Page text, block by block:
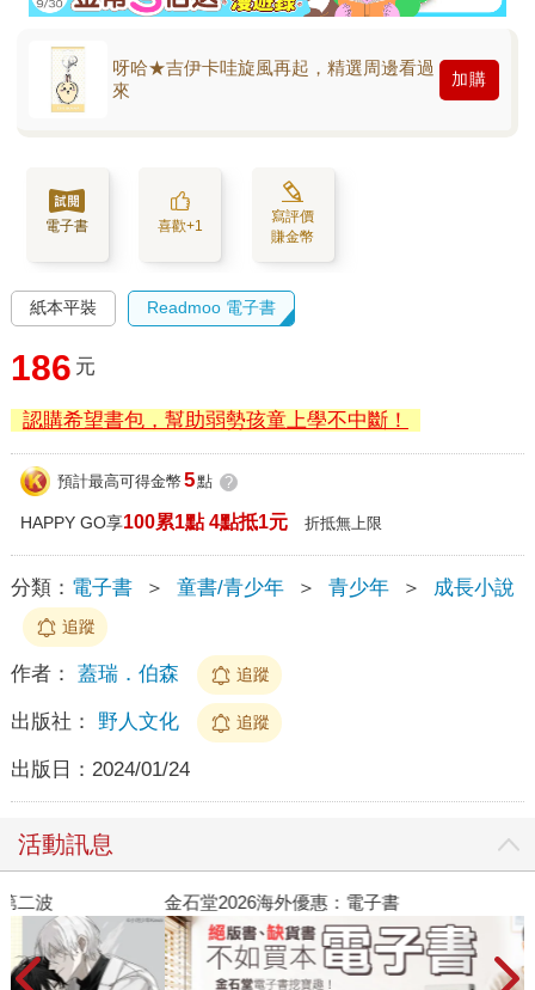
呀哈★吉伊卡哇旋風再起，精選周邊看過
來
加購
電子書 喜歡+1
寫評價
賺金幣
紙本平裝 Readmoo 電子書
186 元
認購希望書包，幫助弱勢孩童上學不中斷！
預計最高可得金幣 5點 ?
HAPPY GO享100累1點 4點抵1元 折抵無上限
分類： 電子書 ＞ 童書/青少年 ＞ 青少年 ＞ 成長小說
追蹤
作者： 蓋瑞．伯森 追蹤
出版社： 野人文化 追蹤
出版日： 2024/01/24
活動訊息
金石堂2026海外優惠：電子書